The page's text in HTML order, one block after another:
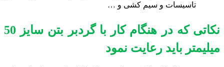
تاسیسات و سیم کشی و …
نکاتی که در هنگام کار با گردبر بتن سایز 50
میلیمتر باید رعایت نمود